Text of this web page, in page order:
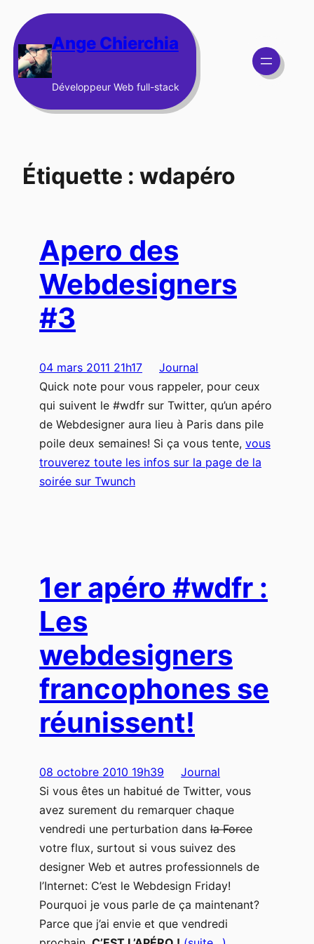
au
contenu Ange Chierchia
Développeur Web full-stack
Étiquette : wdapéro
Apero des
Webdesigners
#3
04 mars 2011 21h17
Journal
Quick note pour vous rappeler, pour ceux
qui suivent le #wdfr sur Twitter, qu’un apéro
de Webdesigner aura lieu à Paris dans pile
poile deux semaines! Si ça vous tente, vous
trouverez toute les infos sur la page de la
soirée sur Twunch
1er apéro #wdfr :
Les
webdesigners
francophones se
réunissent!
08 octobre 2010 19h39
Journal
Si vous êtes un habitué de Twitter, vous
avez surement du remarquer chaque
vendredi une perturbation dans la Force
votre flux, surtout si vous suivez des
designer Web et autres professionnels de
l’Internet: C’est le Webdesign Friday!
Pourquoi je vous parle de ça maintenant?
Parce que j’ai envie et que vendredi